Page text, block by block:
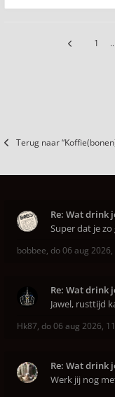
1
Terug naar
Re: Wat drink
Super dat je
bobbee, do 06 aug 2026,
Re: Wat drink
Jawel, rusttijd
Hk87, do 06 aug 2026,
Re: Wat drink
Werk jij nog